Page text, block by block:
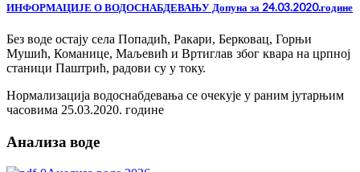
ИНФОРМАЦИЈЕ О ВОДОСНАБДЕВАЊУ Допуна за 24.03.2020.године
Без воде остају села Попадић, Ракари, Берковац, Горњи
Мушић, Команице, Маљевић и Вртиглав због квара на црпној
станици Паштрић, радови су у току.
Нормализација водоснабдевања се очекује у раним јутарњим
часовима 25.03.2020. године
Анализа воде